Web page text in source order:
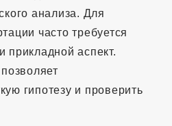
анализа. Для
часто требуется
прикладной аспект.
гипотезу и проверить